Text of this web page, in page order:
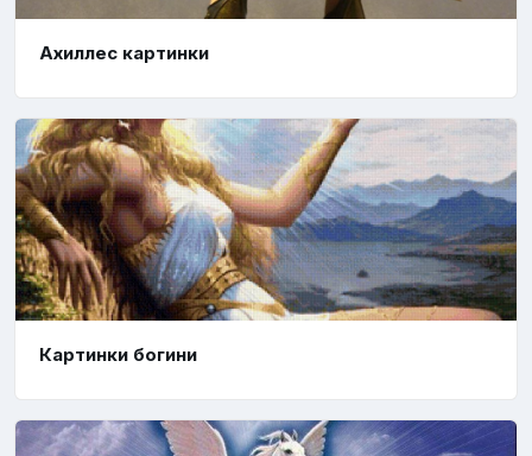
Ахиллес картинки
Картинки богини